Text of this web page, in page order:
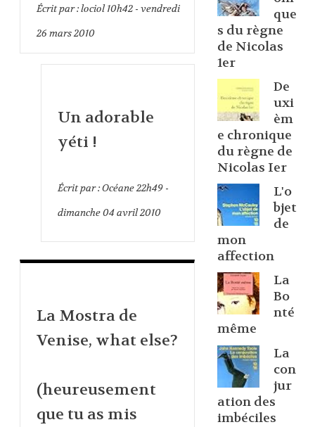
Écrit par :lociol 10h42- vendredi
26mars 2010
Un adorable
yéti !
Écrit par :Océane22h49-
dimanche 04avril 2010
La Mostra de
Venise, what else?
(heureusement
que tu as mis
que
s du règne
de Nicolas
1er
De
uxi
èm
e chronique
du règne de
Nicolas Ier
L'o
bjet
de
mon
affection
La
Bo
nté
même
La
con
jur
ation des
imbéciles